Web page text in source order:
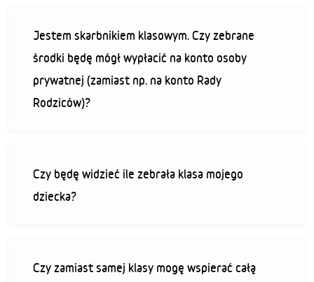
Jestem skarbnikiem klasowym. Czy zebrane
środki będę mógł wypłacić na konto osoby
prywatnej (zamiast np. na konto Rady
Rodziców)?
Czy będę widzieć ile zebrała klasa mojego
dziecka?
Czy zamiast samej klasy mogę wspierać całą